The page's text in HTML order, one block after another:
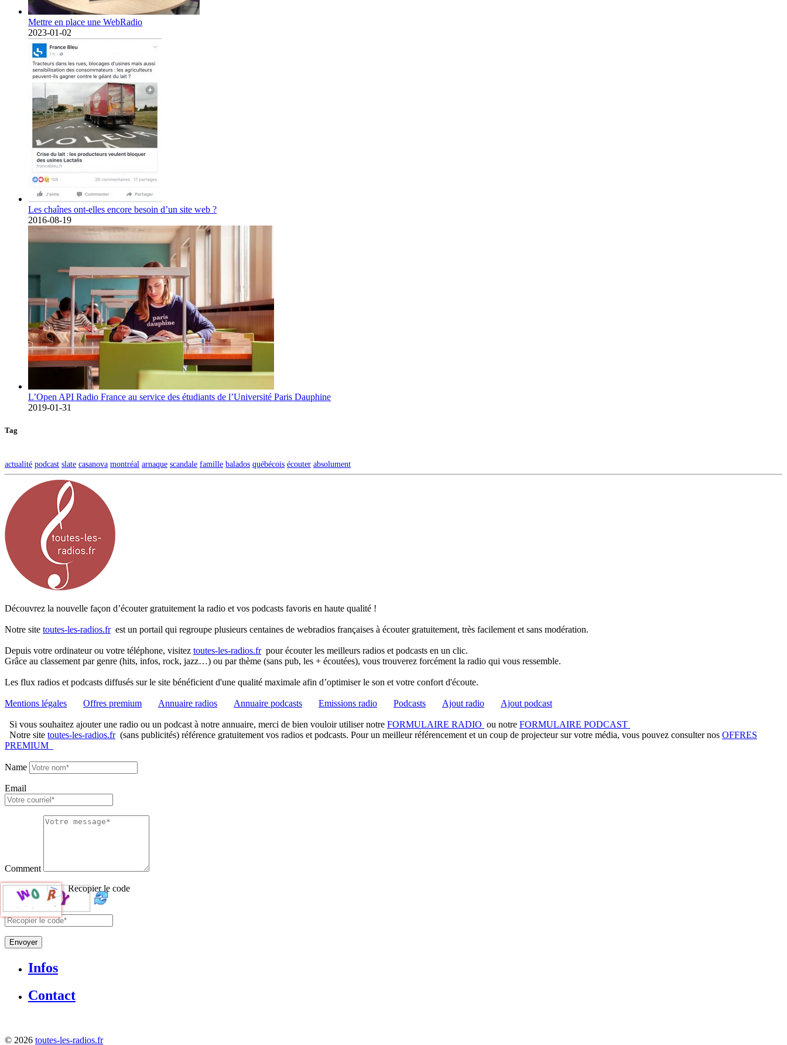
Mettre en place une WebRadio
2023-01-02
Les chaînes ont-elles encore besoin d’un site web ?
2016-08-19
L’Open API Radio France au service des étudiants de l’Université Paris Dauphine
2019-01-31
Tag
actualité podcast slate casanova montréal arnaque scandale famille balados québécois écouter absolument
Découvrez la nouvelle façon d’écouter gratuitement la radio et vos podcasts favoris en haute qualité !
Notre site toutes-les-radios.frest un portail qui regroupe plusieurs centaines de webradios françaises à écouter gratuitement, très facilement et sans modération.
Depuis votre ordinateur ou votre téléphone, visitez toutes-les-radios.frpour écouter les meilleurs radios et podcasts en un clic.
Grâce au classement par genre (hits, infos, rock, jazz…) ou par thème (sans pub, les + écoutées), vous trouverez forcément la radio qui vous ressemble.
Les flux radios et podcasts diffusés sur le site bénéficient d'une qualité maximale afin d’optimiser le son et votre confort d'écoute.
Mentions légales Offres premium Annuaire radios Annuaire podcasts Emissions radio Podcasts Ajout radio Ajout podcast
Si vous souhaitez ajouter une radio ou un podcast à notre annuaire, merci de bien vouloir utiliser notre FORMULAIRE RADIO ou notre FORMULAIRE PODCAST
Notre site toutes-les-radios.fr(sans publicités) référence gratuitement vos radios et podcasts. Pour un meilleur référencement et un coup de projecteur sur votre média, vous pouvez consulter nos OFFRES
PREMIUM
Name
Email
Comment
Recopier le code
Envoyer
Infos
Contact
© 2026 toutes-les-radios.fr